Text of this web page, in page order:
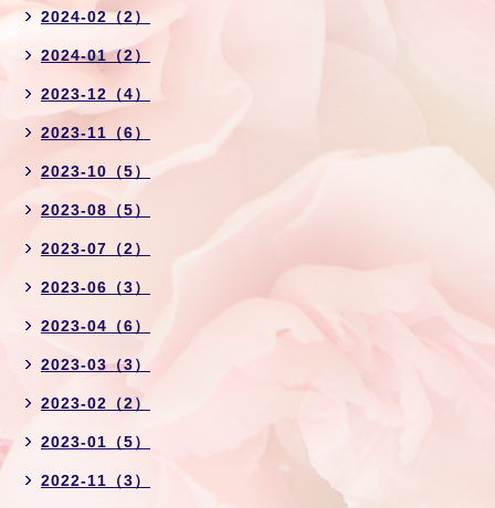
2024-02（2）
2024-01（2）
2023-12（4）
2023-11（6）
2023-10（5）
2023-08（5）
2023-07（2）
2023-06（3）
2023-04（6）
2023-03（3）
2023-02（2）
2023-01（5）
2022-11（3）